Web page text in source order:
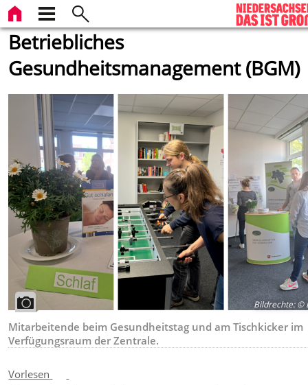
Betriebliches
Gesundheitsmanagement (BGM)
Bildrechte:©
Mitarbeitende beim Gesundheitstag und am Tischkicker im
Verfügungsraum der Zentrale.
Vorlesen